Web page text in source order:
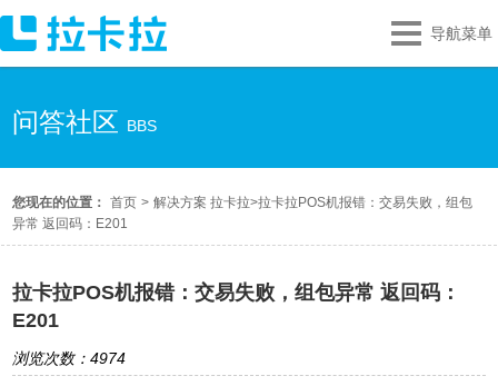
导航菜单
问答社区 BBS
您现在的位置： 首页 > 解决方案 拉卡拉>拉卡拉POS机报错：交易失败，组包
异常 返回码：E201
拉卡拉POS机报错：交易失败，组包异常 返回码：
E201
浏览次数：4974